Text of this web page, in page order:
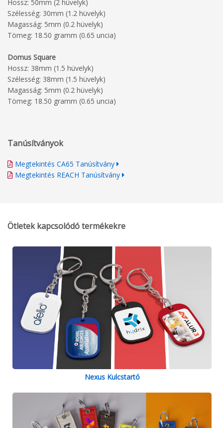
Hossz: 50mm (2 hüvelyk)
Szélesség: 30mm (1.2 hüvelyk)
Magasság: 5mm (0.2 hüvelyk)
Tömeg: 18.50 gramm (0.65 uncia)
Domus Square
Hossz: 38mm (1.5 hüvelyk)
Szélesség: 38mm (1.5 hüvelyk)
Magasság: 5mm (0.2 hüvelyk)
Tömeg: 18.50 gramm (0.65 uncia)
Tanúsítványok
Megtekintés CA65 Tanúsítvány
Megtekintés REACH Tanúsítvány
Ötletek kapcsolódó termékekre
Nexus Kulcstartó